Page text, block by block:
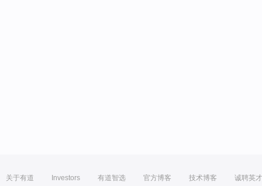
关于有道 Investors 有道智选 官方博客 技术博客 诚聘英才